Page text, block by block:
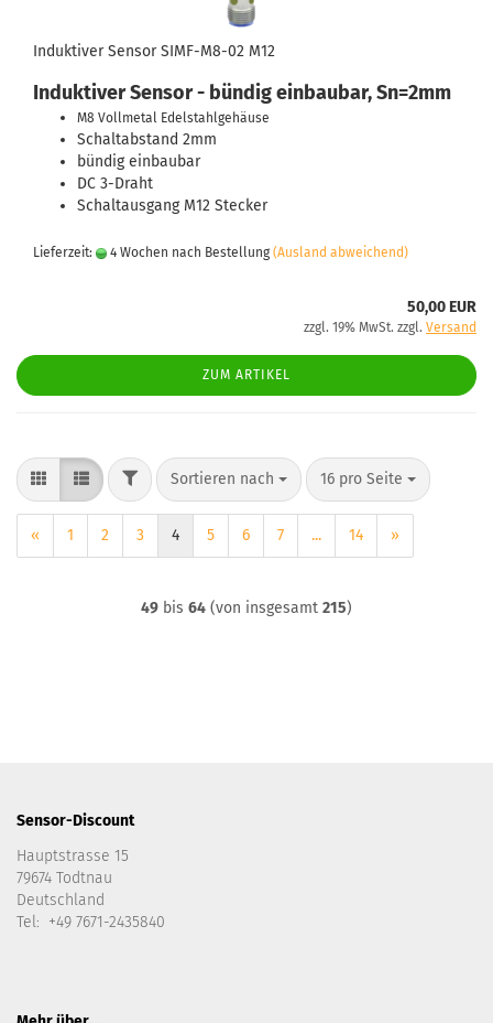
Induktiver Sensor SIMF-M8-02 M12
Induktiver Sensor - bündig einbaubar, Sn=2mm
M8 Vollmetal Edelstahlgehäuse
Schaltabstand 2mm
bündig einbaubar
DC 3-Draht
Schaltausgang M12 Stecker
Lieferzeit: 4 Wochen nach Bestellung (Ausland abweichend)
50,00 EUR
zzgl. 19% MwSt. zzgl. Versand
ZUM ARTIKEL
FILTERSortieren nach
Sortieren nach 16 pro Seite
pro Seite
« 1 2 3 4 5 6 7 ... 14 »
49 bis 64 (von insgesamt 215)
Sensor-Discount
Hauptstrasse 15
79674 Todtnau
Deutschland
Tel: +49 7671-2435840